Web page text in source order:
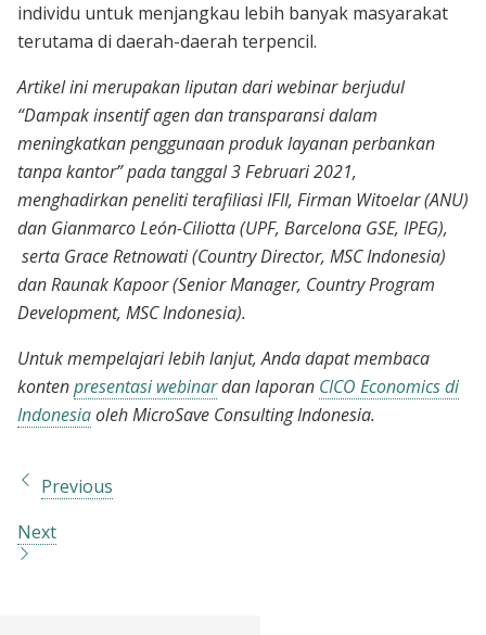
individu untuk menjangkau lebih banyak masyarakat
terutama di daerah-daerah terpencil.
Artikel ini merupakan liputan dari webinar berjudul
“Dampak insentif agen dan transparansi dalam
meningkatkan penggunaan produk layanan perbankan
tanpa kantor” pada tanggal 3 Februari 2021,
menghadirkan peneliti terafiliasi IFII, Firman Witoelar (ANU)
dan Gianmarco León-Ciliotta (UPF, Barcelona GSE, IPEG),
serta Grace Retnowati (Country Director, MSC Indonesia)
dan Raunak Kapoor (Senior Manager, Country Program
Development, MSC Indonesia).
Untuk mempelajari lebih lanjut, Anda dapat membaca
kontenpresentasi webinardan laporan CICO Economics di
Indonesiaoleh MicroSave Consulting Indonesia.
Previous
Next